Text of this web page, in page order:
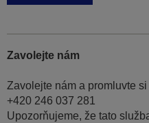
Zavolejte nám
Zavolejte nám a promluvte
+420 246 037 281
Upozorňujeme, že tato